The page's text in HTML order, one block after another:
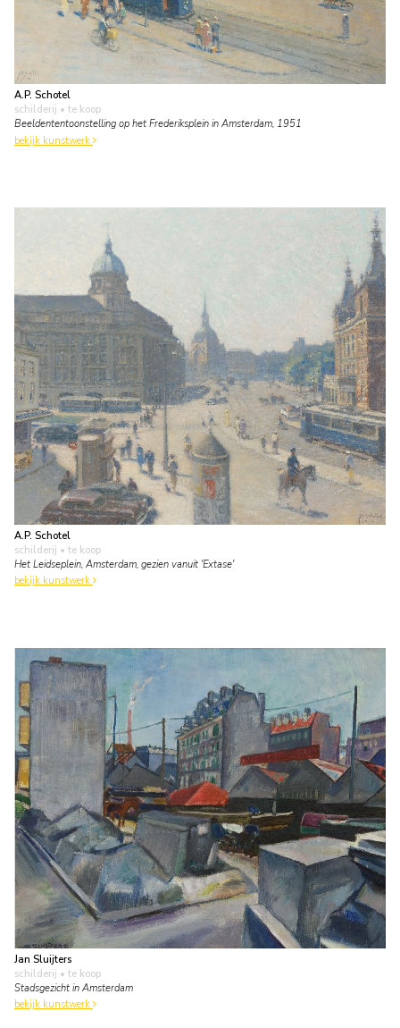
A.P. Schotel
schilderij • te koop
Beeldententoonstelling op het Frederiksplein in Amsterdam, 1951
bekijk kunstwerk
A.P. Schotel
schilderij • te koop
Het Leidseplein, Amsterdam, gezien vanuit 'Extase'
bekijk kunstwerk
Jan Sluijters
schilderij • te koop
Stadsgezicht in Amsterdam
bekijk kunstwerk